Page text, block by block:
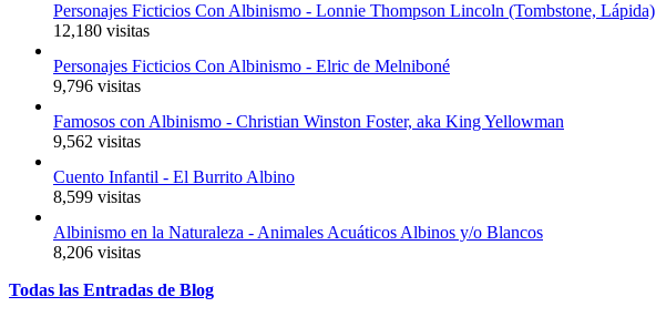
Personajes Ficticios Con Albinismo - Lonnie Thompson Lincoln (Tombstone, Lápida)
12,180 visitas
Personajes Ficticios Con Albinismo - Elric de Melniboné
9,796 visitas
Famosos con Albinismo - Christian Winston Foster, aka King Yellowman
9,562 visitas
Cuento Infantil - El Burrito Albino
8,599 visitas
Albinismo en la Naturaleza - Animales Acuáticos Albinos y/o Blancos
8,206 visitas
Todas las Entradas de Blog